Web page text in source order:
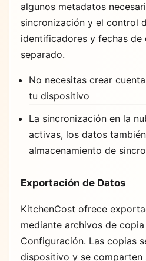
algunos metadatos
sincronización y el control
identificadores y fechas
separado.
No necesitas crear
tu dispositivo
La sincronización en la
activas, los datos
almacenamiento de
Exportación de Datos
KitchenCost ofrece
mediante archivos de
Configuración. Las copias
dispositivo y se comparten